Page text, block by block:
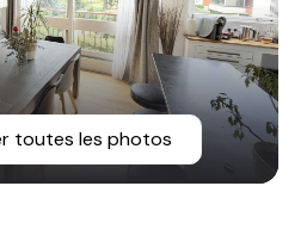
toutes les photos